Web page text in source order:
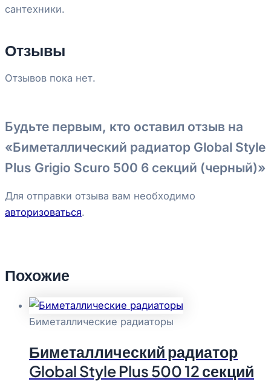
сантехники.
Отзывы
Отзывов пока нет.
Будьте первым, кто оставил отзыв на
«Биметаллический радиатор Global Style
Plus Grigio Scuro 500 6 секций (черный)»
Для отправки отзыва вам необходимо
авторизоваться.
Похожие
Биметаллические радиаторы
Биметаллический радиатор
Global Style Plus 500 12 секций